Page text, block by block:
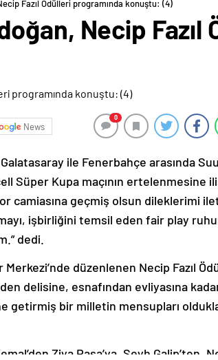
Fazıl Ödülleri programında konuştu: (4)
Necip
News
0
ile Fenerbahçe arasında
Süper Kupa maçının ertelenmesine
camiasına geçmiş olsun dileklerimi
işbirliğini temsil eden fair play
dedi.
düzenlenen Necip Fazıl
delisine, esnafından evliyasına
getirmiş bir milletin mensupları
Ziya Paşa’ya, Şeyh Galip’ten,